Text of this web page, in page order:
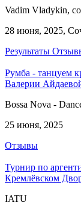
Vadim Vladykin,
28 июня, 2025,
Результаты
Румба - танцуем
Валерии
Bossa Nova -
25 июня, 2025
Отзывы
Турнир по
Кремлёвском
IATU